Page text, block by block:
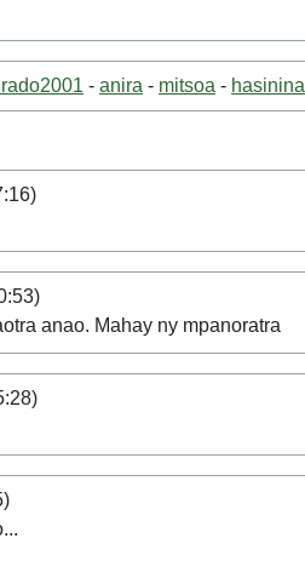
- anira - mitsoa - hasinina
anao. Mahay ny mpanoratra